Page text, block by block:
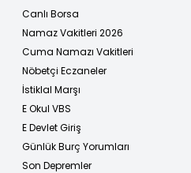
Canlı Borsa
Namaz Vakitleri 2026
Cuma Namazı Vakitleri
Nöbetçi Eczaneler
İstiklal Marşı
E Okul VBS
E Devlet Giriş
Günlük Burç Yorumları
Son Depremler